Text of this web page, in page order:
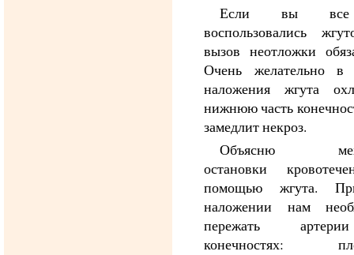
Если вы
воспользовались
вызов неотложки
Очень желательно в
наложения жгута
нижнюю часть
замедлит некроз.
Объясню
остановки
помощью жгута.
наложении нам
пережать
конечностях: